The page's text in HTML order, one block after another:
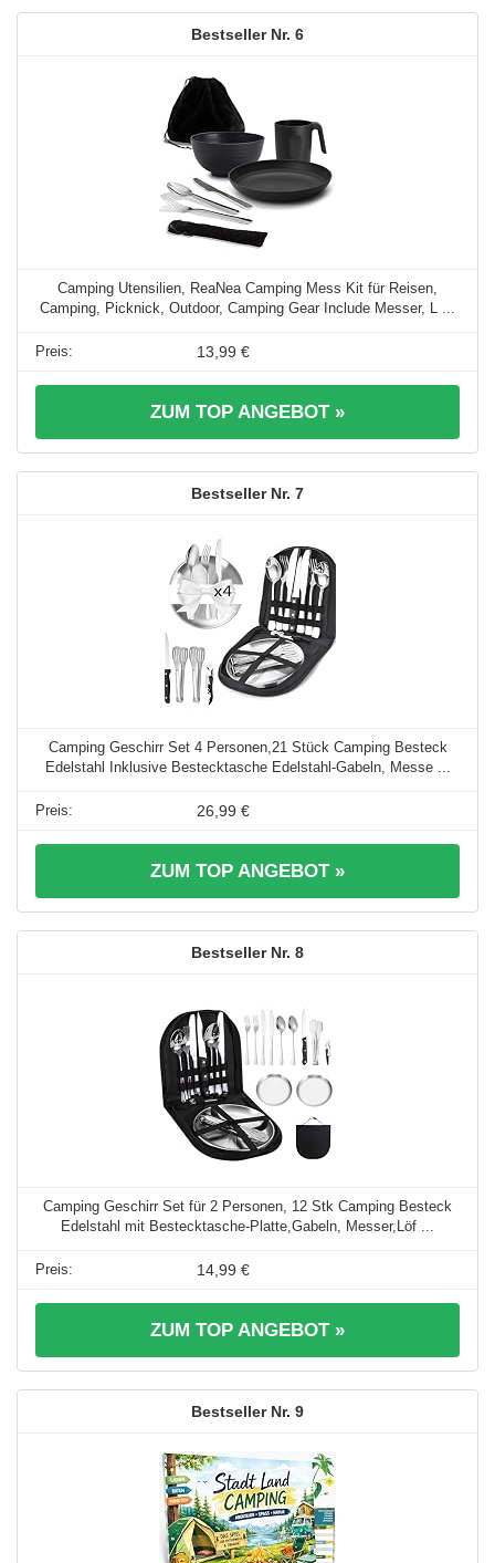
6
Camping Utensilien, ReaNea Camping Mess Kit für Reisen,
Camping, Picknick, Outdoor, Camping Gear Include Messer, L ...
13,99 €
ZUM TOP ANGEBOT »
7
Camping Geschirr Set 4 Personen,21 Stück Camping Besteck
Edelstahl Inklusive Bestecktasche Edelstahl-Gabeln, Messe ...
26,99 €
ZUM TOP ANGEBOT »
8
Camping Geschirr Set für 2 Personen, 12 Stk Camping Besteck
Edelstahl mit Bestecktasche-Platte,Gabeln, Messer,Löf ...
14,99 €
ZUM TOP ANGEBOT »
9